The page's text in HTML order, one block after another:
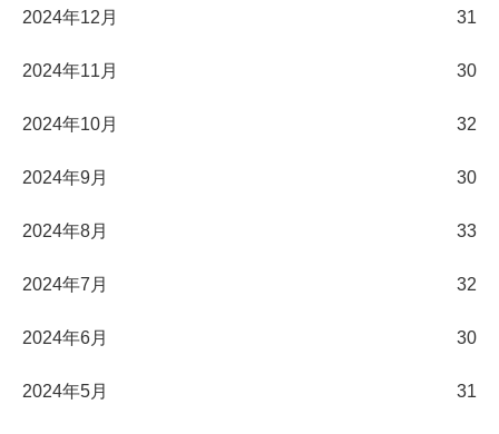
2024年12月 31
2024年11月 30
2024年10月 32
2024年9月 30
2024年8月 33
2024年7月 32
2024年6月 30
2024年5月 31